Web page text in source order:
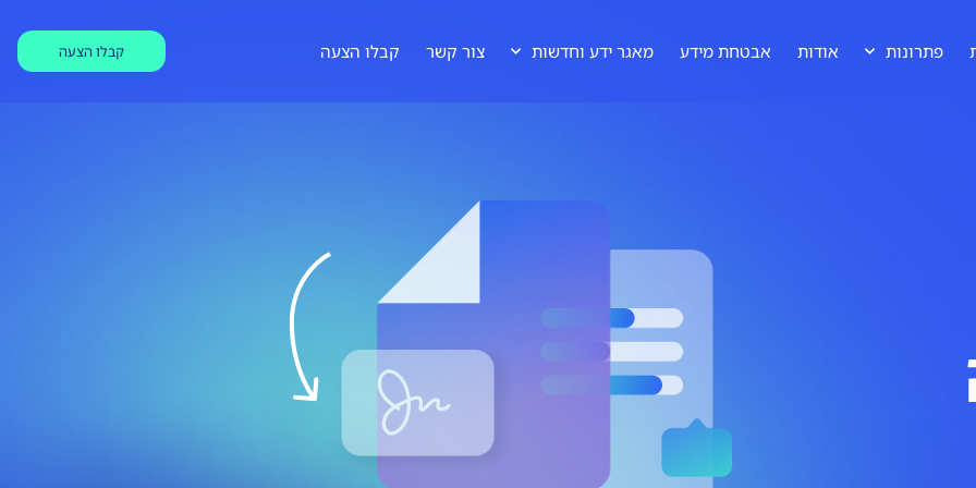
פתרונות אודות אבטחת מידע מאגר ידע וחדשות צור קשר קבלו הצעה קבלו הצעה